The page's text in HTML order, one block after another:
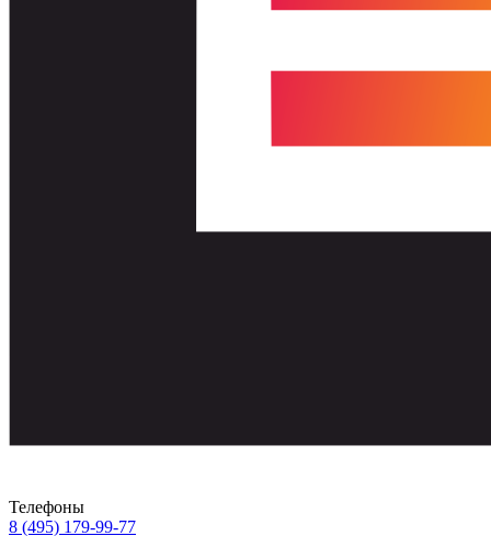
Телефоны
8 (495) 179-99-77